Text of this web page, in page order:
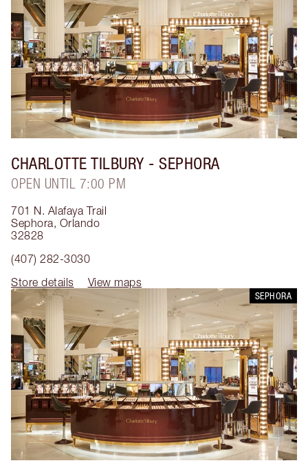
CHARLOTTE TILBURY - SEPHORA
OPEN UNTIL 7:00 PM
701 N. Alafaya Trail
Sephora, Orlando
32828
(407) 282-3030
Store details
View maps
SEPHORA